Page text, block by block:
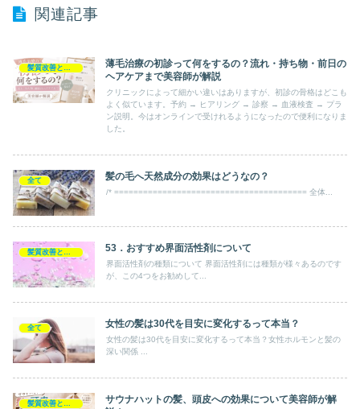
関連記事
髪質改善とヘアの疑問
薄毛治療の初診って何をするの？流れ・持ち物・前日の
ヘアケアまで美容師が解説
クリニックによって細かい違いはありますが、初診の骨格はどこも
よく似ています。予約 → ヒアリング → 診察 → 血液検査 → プラ
ン説明。今はオンラインで受けれるようになったので便利になりま
した。
全て 髪の毛へ天然成分の効果はどうなの？
/* ======================================== 全体...
53．おすすめ界面活性剤について
界面活性剤の種類について 界面活性剤には種類が様々あるのです
が、この4つをお勧めして...
全て 女性の髪は30代を目安に変化するって本当？
女性の髪は30代を目安に変化するって本当？女性ホルモンと髪の
深い関係 ...
サウナハットの髪、頭皮への効果について美容師が解